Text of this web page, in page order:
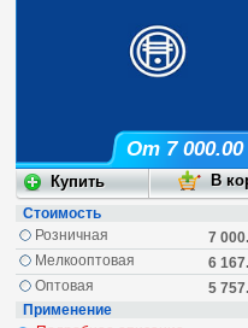
От 7 000.00
Стоимость
7
Розничная
6
Мелкооптовая
5
Оптовая
Применение